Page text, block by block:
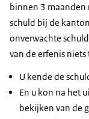
binnen 3 maanden
schuld bij de
onverwachte
van de erfenis
U kende de
En u kon na het
bekijken van de